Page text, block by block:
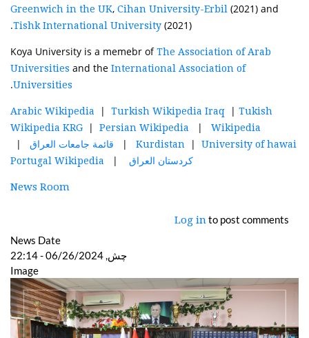
Greenwich in the UK, Cihan University-Erbil (2021) and
Tishk International University (2021).
Koya University is a memebr ofThe Association of Arab
Universities and the International Association of
Universities
.
Arabic Wikipedia | Turkish Wikipedia Iraq | Tukish
Wikipedia KRG | Persian Wikipedia | Wikipedia
Kurdistan | University of hawai
| قائمة جامعات العراق |
كردستان العراق |
Portugal Wikipedia
News Room
Log into post comments
News Date
چش, 06/26/2024 - 22:14
Image